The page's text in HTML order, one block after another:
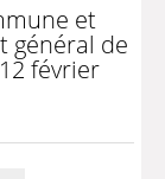
et
général de
février